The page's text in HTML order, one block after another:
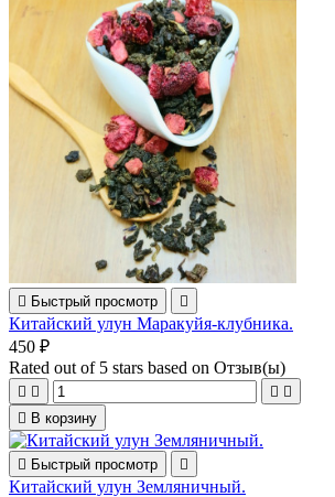
 Быстрый просмотр 
Китайский улун Маракуйя-клубника.
450 ₽
Rated out of 5 stars based on Отзыв(ы)
   
 В корзину
 Быстрый просмотр 
Китайский улун Земляничный.